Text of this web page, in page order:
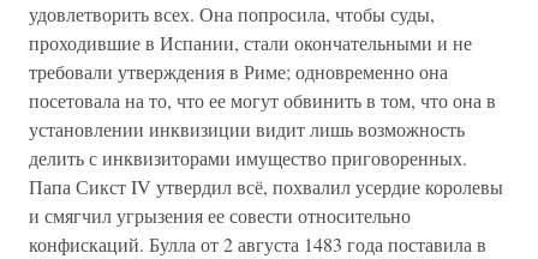
удовлетворить всех. Она попросила, чтобы суды,
проходившие в Испании, стали окончательными и не
требовали утверждения в Риме; одновременно она
посетовала на то, что ее могут обвинить в том, что она в
установлении инквизиции видит лишь возможность
делить с инквизиторами имущество приговоренных.
Папа Сикст IV утвердил всё, похвалил усердие королевы
и смягчил угрызения ее совести относительно
конфискаций. Булла от 2 августа 1483 года поставила в